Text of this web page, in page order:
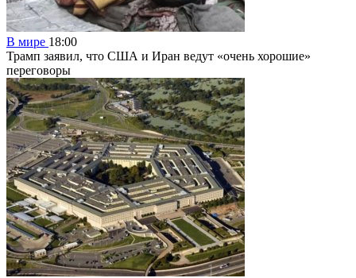
В мире 18:00
Трамп заявил, что США и Иран ведут «очень хорошие»
переговоры